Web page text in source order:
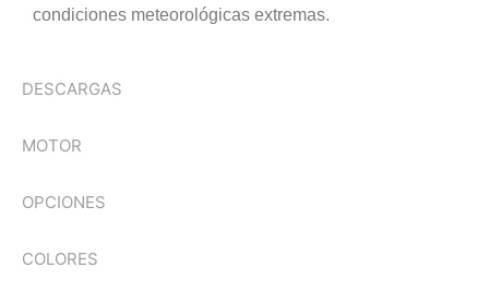
DESCARGAS
MOTOR
OPCIONES
COLORES
condiciones meteorológicas extremas.